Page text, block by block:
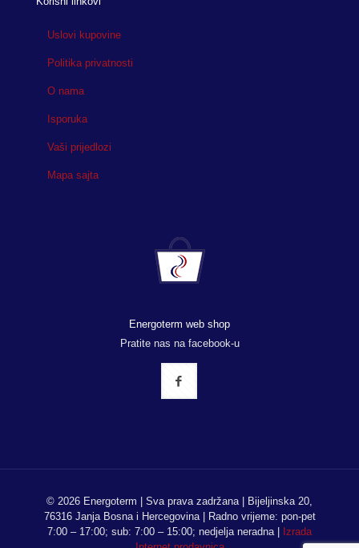
Uslovi kupovine
Politika privatnosti
O nama
Isporuka
Vaši prijedlozi
Mapa sajta
Energoterm web shop
Pratite nas na facebook-u
© 2026 Energoterm | Sva prava zadržana | Bijeljinska 20,
76316 Janja Bosna i Hercegovina | Radno vrijeme: pon-pet
7:00 – 17:00; sub: 7:00 – 15:00; nedjelja neradna |
Izrada